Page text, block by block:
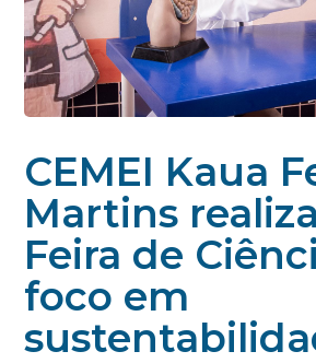
CEMEI Kaua
Martins realiza
Feira de
foco em